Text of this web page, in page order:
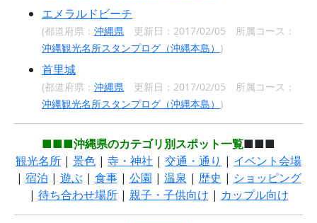
エメラルドビーチ
(都道府県： 沖縄県 更新日：2017/02/05 所属コース：
沖縄観光名所スタンプログ（沖縄本島） )
首里城
(都道府県： 沖縄県 更新日：2017/02/05 所属コース：
沖縄観光名所スタンプログ（沖縄本島） )
■■■沖縄県のカテゴリ別スポット一覧■■■
観光名所 | 景色 | 寺・神社 | 交通・通り | イベント会場
| 宿泊 | 遊ぶ| 食事| 公園 | 温泉 | 歴史 | ショッピング
| 待ち合わせ場所| 親子・子供向け | カップル向け